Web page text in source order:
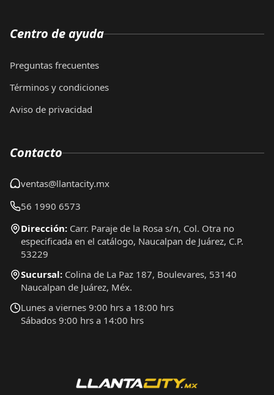
Centro de ayuda
Preguntas frecuentes
Términos y condiciones
Aviso de privacidad
Contacto
ventas@llantacity.mx
56 1990 6573
Dirección: Carr. Paraje de la Rosa s/n, Col. Otra no
especificada en el catálogo, Naucalpan de Juárez, C.P.
53229
Sucursal: Colina de La Paz 187, Boulevares, 53140
Naucalpan de Juárez, Méx.
Lunes a viernes 9:00 hrs a 18:00 hrs
Sábados 9:00 hrs a 14:00 hrs